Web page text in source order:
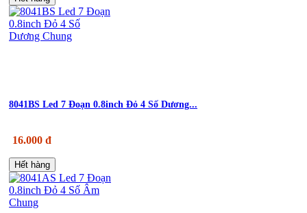
8041BS Led 7 Đoạn 0.8inch Đỏ 4 Số Dương...
16.000 đ
Hết hàng